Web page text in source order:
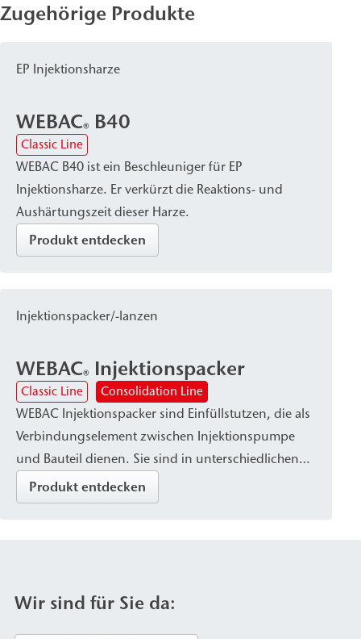
Zugehörige Produkte
EP Injektionsharze
WEBAC® B40
Classic Line
WEBAC B40 ist ein Beschleuniger für EP
Injektionsharze. Er verkürzt die Reaktions- und
Aushärtungszeit dieser Harze.
Produkt entdecken
Injektionspacker/-lanzen
WEBAC® Injektionspacker
Classic Line Consolidation Line
WEBAC Injektionspacker sind Einfüllstutzen, die als
Verbindungselement zwischen Injektionspumpe
und Bauteil dienen. Sie sind in unterschiedlichen
Ausführungen – etwa als Bohrpacker oder
Klebepacker – erhältlich, abhängig von der Art des
und Korrosionsbeständigkeit (Edelstahl oder
Produkt entdecken
Wir sind für Sie da: